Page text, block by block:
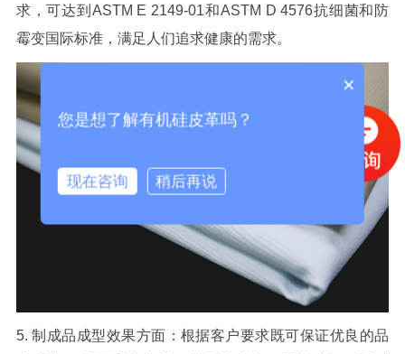
求，可达到ASTM E 2149-01和ASTM D 4576抗细菌和防
霉变国际标准，满足人们追求健康的需求。
5. 制成品成型效果方面：根据客户要求既可保证优良的品
×
您是想了解有机硅皮革吗？
现在咨询 稍后再说